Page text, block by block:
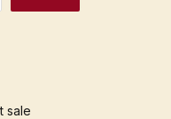
sale